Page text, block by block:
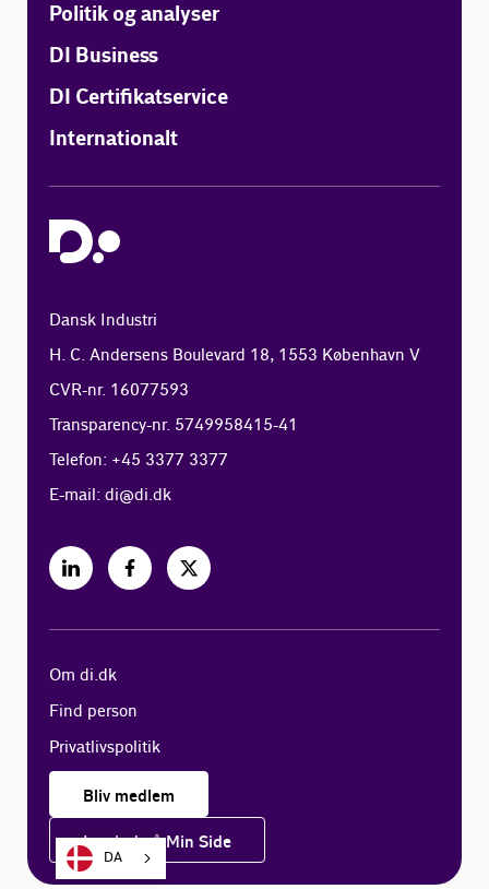
Politik og analyser
DI Business
DI Certifikatservice
Internationalt
Dansk Industri
H. C. Andersens Boulevard 18, 1553 København V
CVR-nr. 16077593
Transparency-nr. 5749958415-41
Telefon: +45 3377 3377
E-mail:di@di.dk
Om di.dk
Find person
Privatlivspolitik
Bliv medlem
Log ind på Min Side
DA